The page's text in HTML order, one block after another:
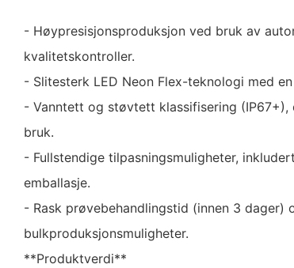
- Høypresisjonsproduksjon ved bruk av
kvalitetskontroller.
- Slitesterk LED Neon Flex-teknologi med
- Vanntett og støvtett klassifisering
bruk.
- Fullstendige tilpasningsmuligheter,
emballasje.
- Rask prøvebehandlingstid (innen 3 dager)
bulkproduksjonsmuligheter.
**Produktverdi**